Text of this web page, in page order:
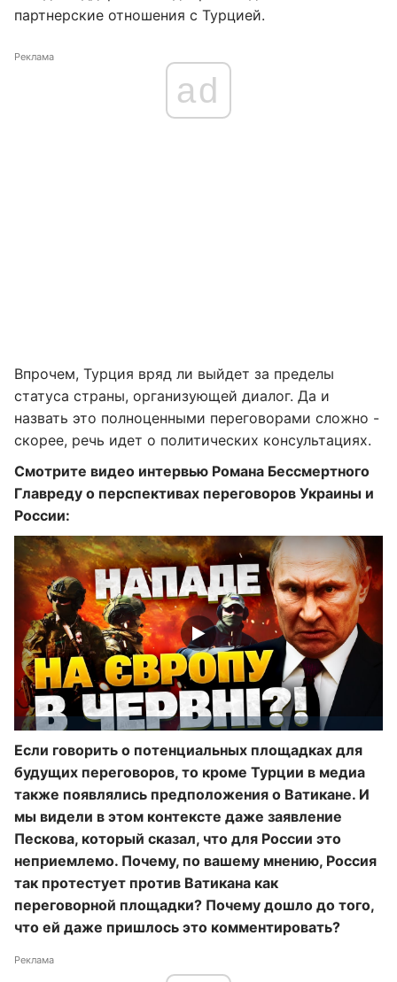
партнерские отношения с Турцией.
Реклама
ad
Впрочем, Турция вряд ли выйдет за пределы
статуса страны, организующей диалог. Да и
назвать это полноценными переговорами сложно -
скорее, речь идет о политических консультациях.
Смотрите видео интервью Романа Бессмертного
Главреду о перспективах переговоров Украины и
России:
Если говорить о потенциальных площадках для
будущих переговоров, то кроме Турции в медиа
также появлялись предположения о Ватикане. И
мы видели в этом контексте даже заявление
Пескова, который сказал, что для России это
неприемлемо. Почему, по вашему мнению, Россия
так протестует против Ватикана как
переговорной площадки? Почему дошло до того,
что ей даже пришлось это комментировать?
Реклама